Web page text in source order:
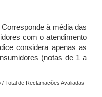
Corresponde à média das
com o atendimento
considera apenas as
(notas de 1 a
Total de Reclamações Avaliadas